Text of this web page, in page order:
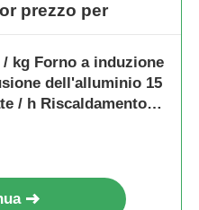
prezzo per
/ kg Forno a induzione
dell'alluminio 15
/ h Riscaldamento